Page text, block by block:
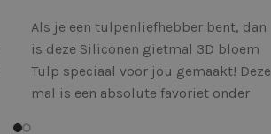
Als je een tulpenliefhebber bent, dan
is deze Siliconen gietmal 3D bloem
Tulp speciaal voor jou gemaakt! Deze
mal is een absolute favoriet onder